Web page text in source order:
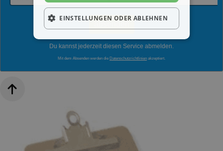
Du kannst jederzeit diesen Service abmelden.
Mit dem Absenden werden die Datenschutzrichtlinien akzeptiert.
EINSTELLUNGEN ODER ABLEHNEN